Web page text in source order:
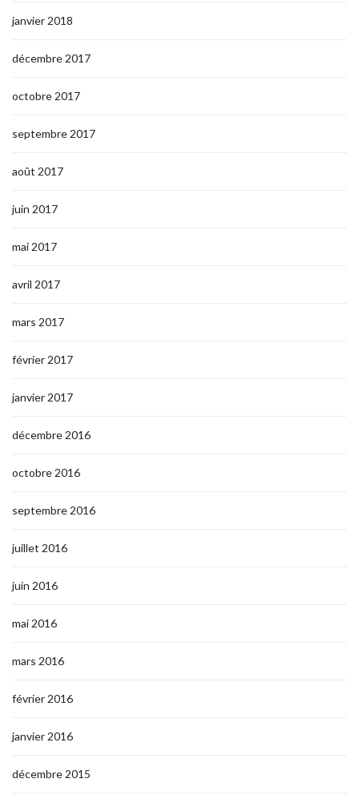
janvier 2018
décembre 2017
octobre 2017
septembre 2017
août 2017
juin 2017
mai 2017
avril 2017
mars 2017
février 2017
janvier 2017
décembre 2016
octobre 2016
septembre 2016
juillet 2016
juin 2016
mai 2016
mars 2016
février 2016
janvier 2016
décembre 2015